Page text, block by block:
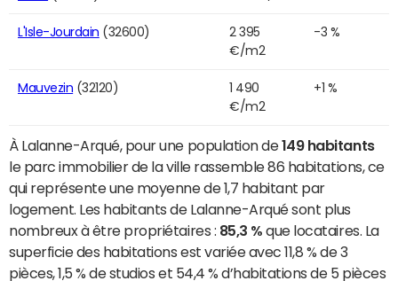
L'Isle-Jourdain (32600)
2 395
€/m2
-3 %
Mauvezin (32120)
1 490
€/m2
+1 %
À Lalanne-Arqué, pour une population de149 habitants
le parc immobilier de la ville rassemble 86 habitations, ce
qui représente une moyenne de 1,7 habitant par
logement. Les habitants de Lalanne-Arqué sont plus
nombreux à être propriétaires : 85,3 % que locataires. La
superficie des habitations est variée avec 11,8 % de 3
pièces, 1,5 % de studios et 54,4 % d’habitations de 5 pièces